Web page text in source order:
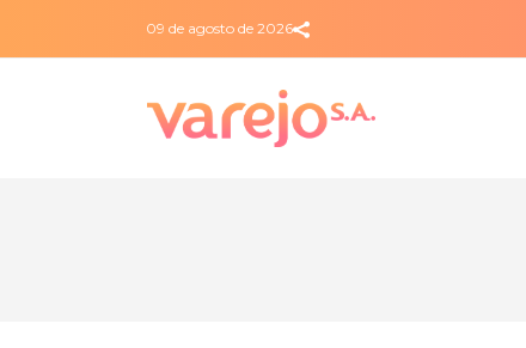
09 de agosto de 2026